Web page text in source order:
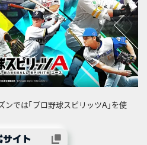
ンでは「プロ野球スピリッツA」を使
サイト